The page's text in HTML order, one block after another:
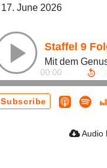
17. June 2026
00:00
Subscribe
Audio